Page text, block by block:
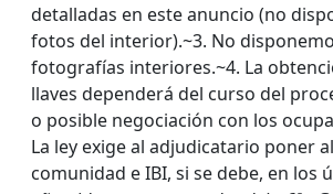
detalladas en este anuncio (no
fotos del interior).~3. No
fotografías interiores.~4. La
llaves dependerá del curso del
o posible negociación con los
La ley exige al adjudicatario poner
comunidad e IBI, si se debe, en los